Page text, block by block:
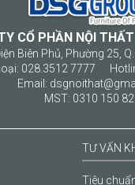
CỔ PHẦN NỘI
Biên Phủ, Phường 25,
028.3512 7777
Email:
MST: 0310 150
TƯ VẤN
Tiêu